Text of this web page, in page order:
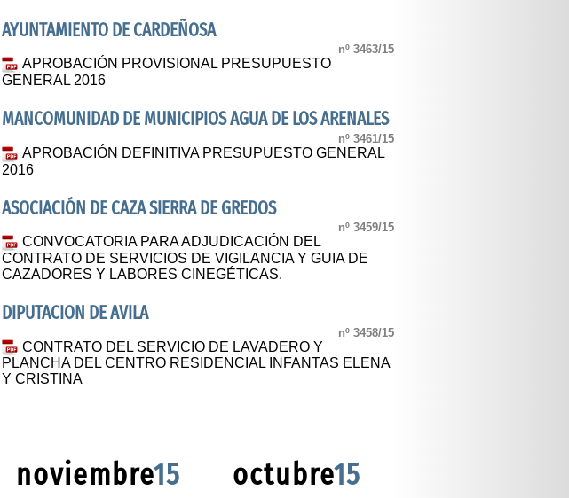
AYUNTAMIENTO DE CARDEÑOSA
nº 3463/15
APROBACIÓN PROVISIONAL PRESUPUESTO
GENERAL 2016
MANCOMUNIDAD DE MUNICIPIOS AGUA DE LOS ARENALES
nº 3461/15
APROBACIÓN DEFINITIVA PRESUPUESTO GENERAL
2016
ASOCIACIÓN DE CAZA SIERRA DE GREDOS
nº 3459/15
CONVOCATORIA PARA ADJUDICACIÓN DEL
CONTRATO DE SERVICIOS DE VIGILANCIA Y GUIA DE
CAZADORES Y LABORES CINEGÉTICAS.
DIPUTACION DE AVILA
nº 3458/15
CONTRATO DEL SERVICIO DE LAVADERO Y
PLANCHA DEL CENTRO RESIDENCIAL INFANTAS ELENA
Y CRISTINA
noviembre15 octubre15